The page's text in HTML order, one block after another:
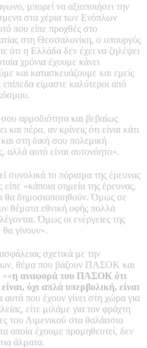
μπορεί να αξιοποιήσει την
στα χέρια των Ενόπλων
που είπε προχθές στο
στη Θεσσαλονίκη, ο υπουργός
ότι η Ελλάδα δεν έχει να ζηλέψει
χρόνια έχουμε κάνει
και κατασκευάζουμε και εμείς
είμαστε καλύτεροι από
αρμοδιότητα και βεβαίως
και πέρα, αν κρίνεις ότι είναι κάτι
στη δική σου πολεμική
αλλά αυτό είναι αυτονόητο».
συνολικά το πόρισμα της έρευνας
«κάποια σημεία της έρευνας,
θα δημοσιοποιηθούν. Όμως σε
θέματα εθνική υφής πολλά
Όμως οι ενέργειες της
γίνουν».
σχετικά με την
θέμα που βάζουν ΠΑΣΟΚ και
«»η αναφορά του ΠΑΣΟΚ ότι
όχι απλά υπερβολική, είναι
αυτά που έχουν γίνει στη χώρα για
είτε μιλάμε για τον φράχτη
του Λιμενικού στα θαλάσσια
οποία έχουμε προμηθευτεί, δεν
άλματα.